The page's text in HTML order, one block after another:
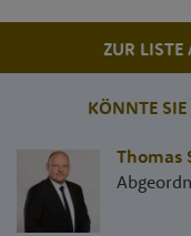
ZUR LISTE
KÖNNTE SIE
Thomas